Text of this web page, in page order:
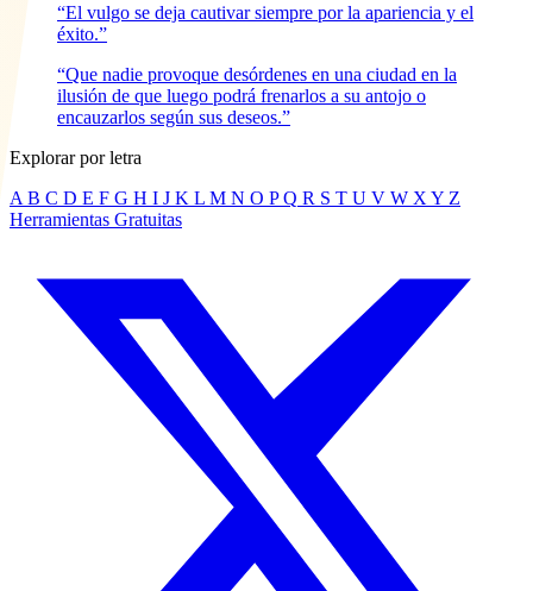
“El vulgo se deja cautivar siempre por la apariencia y el
éxito.”
“Que nadie provoque desórdenes en una ciudad en la
ilusión de que luego podrá frenarlos a su antojo o
encauzarlos según sus deseos.”
Explorar por letra
A B C D E F G H I J K L M N O P Q R S T U V W X Y Z
Herramientas Gratuitas